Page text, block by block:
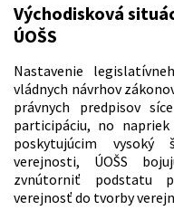
Východisková
ÚOŠS
Nastavenie
vládnych návrhov
právnych predpisov
participáciu, no
poskytujúcim vysoký
verejnosti, ÚOŠS
zvnútorniť podstatu
verejnosť do tvorby